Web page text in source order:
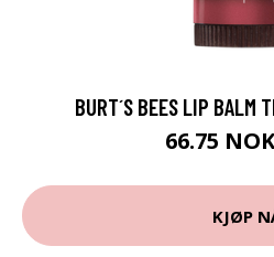
BURT´S BEES LIP BALM
66.75
KJØP